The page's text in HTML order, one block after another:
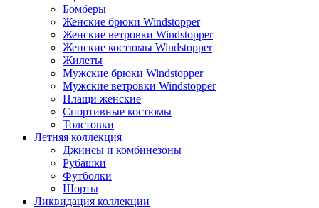
Бомберы
Женские брюки Windstopper
Женские ветровки Windstopper
Женские костюмы Windstopper
Жилеты
Мужские брюки Windstopper
Мужские ветровки Windstopper
Плащи женские
Спортивные костюмы
Толстовки
Летняя коллекция
Джинсы и комбинезоны
Рубашки
Футболки
Шорты
Ликвидация коллекции